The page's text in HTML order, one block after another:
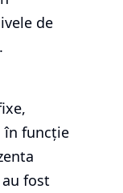
de
în funcție
fost